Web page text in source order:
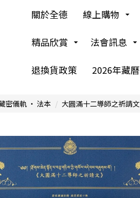
關於全德 線上購物
精品欣賞 法會訊息
退換貨政策 2026年藏曆
密儀軌 ‧ 法本 大圓滿十二導師之祈請文